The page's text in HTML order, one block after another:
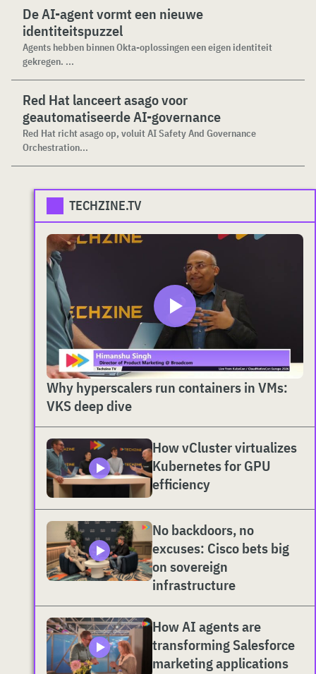
De AI-agent vormt een nieuwe
identiteitspuzzel
Agents hebben binnen Okta-oplossingen een eigen identiteit
gekregen. ...
Red Hat lanceert asago voor
geautomatiseerde AI-governance
Red Hat richt asago op, voluit AI Safety And Governance
Orchestration...
TECHZINE.TV
Why hyperscalers run containers in VMs:
VKS deep dive
How vCluster virtualizes
Kubernetes for GPU
efficiency
No backdoors, no
excuses: Cisco bets big
on sovereign
infrastructure
How AI agents are
transforming Salesforce
marketing applications